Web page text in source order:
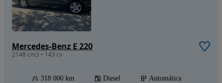
Mercedes-Benz E 220
2148 cm3 • 143 cv
318 000 km Diesel
Automática